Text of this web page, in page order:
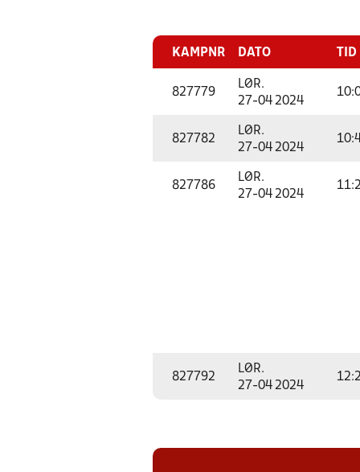
KAMPNR DATO TID
827779
LØR.
27-04 2024
827782
LØR.
27-04 2024
827786
LØR.
27-04 2024
827792
LØR.
27-04 2024